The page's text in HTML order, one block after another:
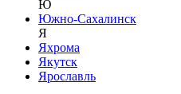
Ю
Южно-Сахалинск
Я
Яхрома
Якутск
Ярославль